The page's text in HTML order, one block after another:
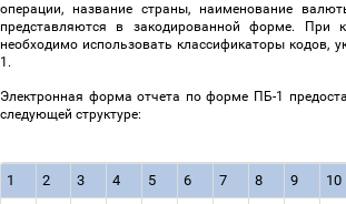
операции, название страны, наименование
представляются в закодированной форме. При
необходимо использовать классификаторы кодов,
1.
Электронная форма отчета по форме ПБ-1
следующей структуре:
1 2 3 4 5 6 7 8 9 10